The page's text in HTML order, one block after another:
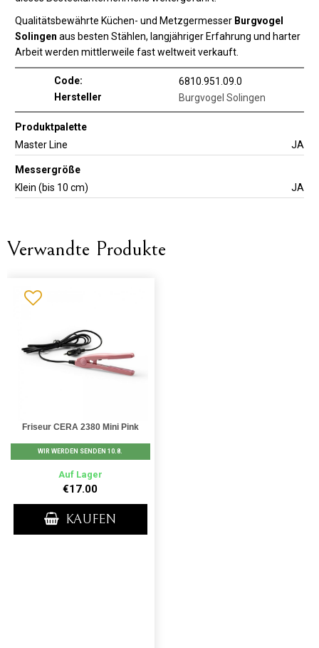
Qualitätsbewährte Küchen- und Metzgermesser Burgvogel
Solingen aus besten Stählen, langjähriger Erfahrung und harter
Arbeit werden mittlerweile fast weltweit verkauft.
Code:
6810.951.09.0
Hersteller
Burgvogel Solingen
Produktpalette
Master Line
JA
Messergröße
Klein (bis 10 cm)
JA
Verwandte Produkte
Friseur CERA 2380 Mini Pink
WIR WERDEN SENDEN 10.8.
Auf Lager
€17.00
KAUFEN